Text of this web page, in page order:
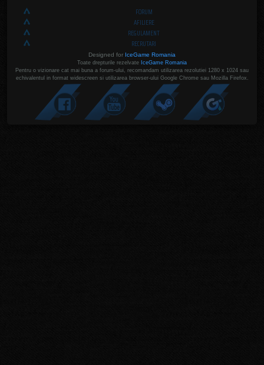
FORUM
AFILIERE
REGULAMENT
RECRUTARI
Designed for IceGame Romania
Toate drepturile rezelvate IceGame Romania
Pentru o vizionare cat mai buna a forum-ului, recomandam utilizarea rezolutiei 1280 x 1024 sau
echivalentul in format widescreen si utilizarea browser-ului Google Chrome sau Mozilla Firefox.